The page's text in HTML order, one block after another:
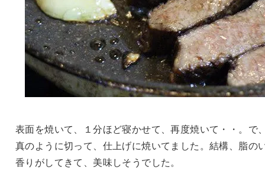
表面を焼いて、１分ほど寝かせて、再度焼いて・・。で
真のように切って、仕上げに焼いてました。結構、脂の
香りがしてきて、美味しそうでした。